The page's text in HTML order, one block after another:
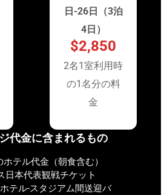
日-26日（3泊
4日）
$2,850
2名1室利用時
の1名分の料
金
代金に含まれるもの
テル代金（朝食含む）
日本代表観戦チケット
テル-スタジアム間送迎バ